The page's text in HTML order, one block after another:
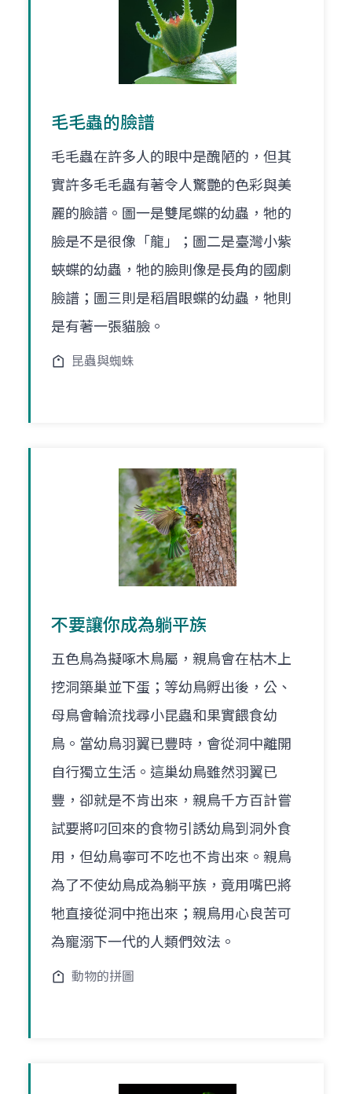
毛毛蟲的臉譜
毛毛蟲在許多人的眼中是醜陋的，但其
實許多毛毛蟲有著令人驚艷的色彩與美
麗的臉譜。圖一是雙尾蝶的幼蟲，牠的
臉是不是很像「龍」；圖二是臺灣小紫
蛺蝶的幼蟲，牠的臉則像是長角的國劇
臉譜；圖三則是稻眉眼蝶的幼蟲，牠則
是有著一張貓臉。
昆蟲與蜘蛛
不要讓你成為躺平族
五色鳥為擬啄木鳥屬，親鳥會在枯木上
挖洞築巢並下蛋；等幼鳥孵出後，公、
母鳥會輪流找尋小昆蟲和果實餵食幼
鳥。當幼鳥羽翼已豐時，會從洞中離開
自行獨立生活。這巢幼鳥雖然羽翼已
豐，卻就是不肯出來，親鳥千方百計嘗
試要將叼回來的食物引誘幼鳥到洞外食
用，但幼鳥寧可不吃也不肯出來。親鳥
為了不使幼鳥成為躺平族，竟用嘴巴將
牠直接從洞中拖出來；親鳥用心良苦可
為寵溺下一代的人類們效法。
動物的拼圖